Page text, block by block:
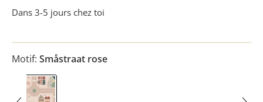
Dans 3-5 jours chez toi
Motif: Småstraat rose